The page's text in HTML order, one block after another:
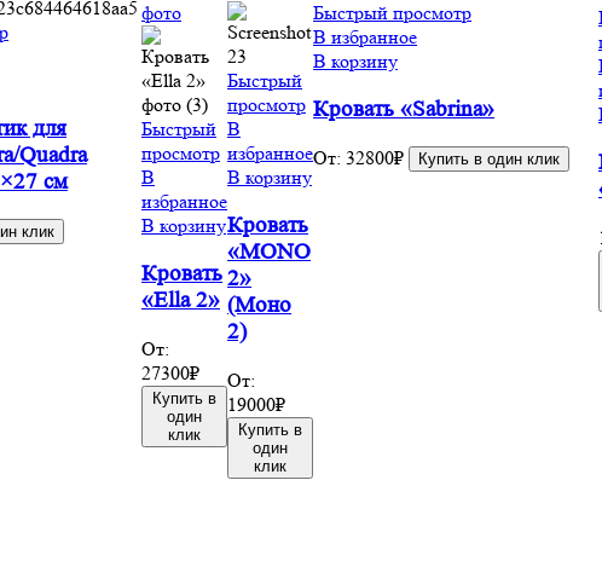
для
Quadra
см
клик
Быстрый
просмотр
В
избранное
В корзину
Кровать
«Ella 2»
От:
27300₽
Купить в
один
клик
Быстрый
просмотр
В
избранное
В корзину
Кровать
«MONO
2»
(Моно
2)
От:
19000₽
Купить в
один
клик
Быстрый просмотр
В избранное
В корзину
Кровать «Sabrina»
От: 32800₽ Купить в один клик